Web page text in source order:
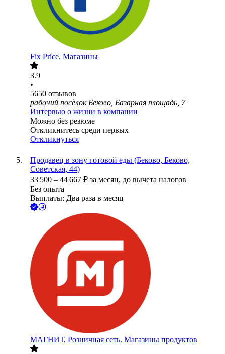
Fix Price. Магазины
3.9
•
5650 отзывов
рабочий посёлок Беково, Базарная площадь, 7
Интервью о жизни в компании
Можно без резюме
Откликнитесь среди первых
Откликнуться
Продавец в зону готовой еды (Беково, Беково,
Советская, 44)
33 500 – 44 667 ₽ за месяц, до вычета налогов
Без опыта
Выплаты: Два раза в месяц
МАГНИТ, Розничная сеть. Магазины продуктов